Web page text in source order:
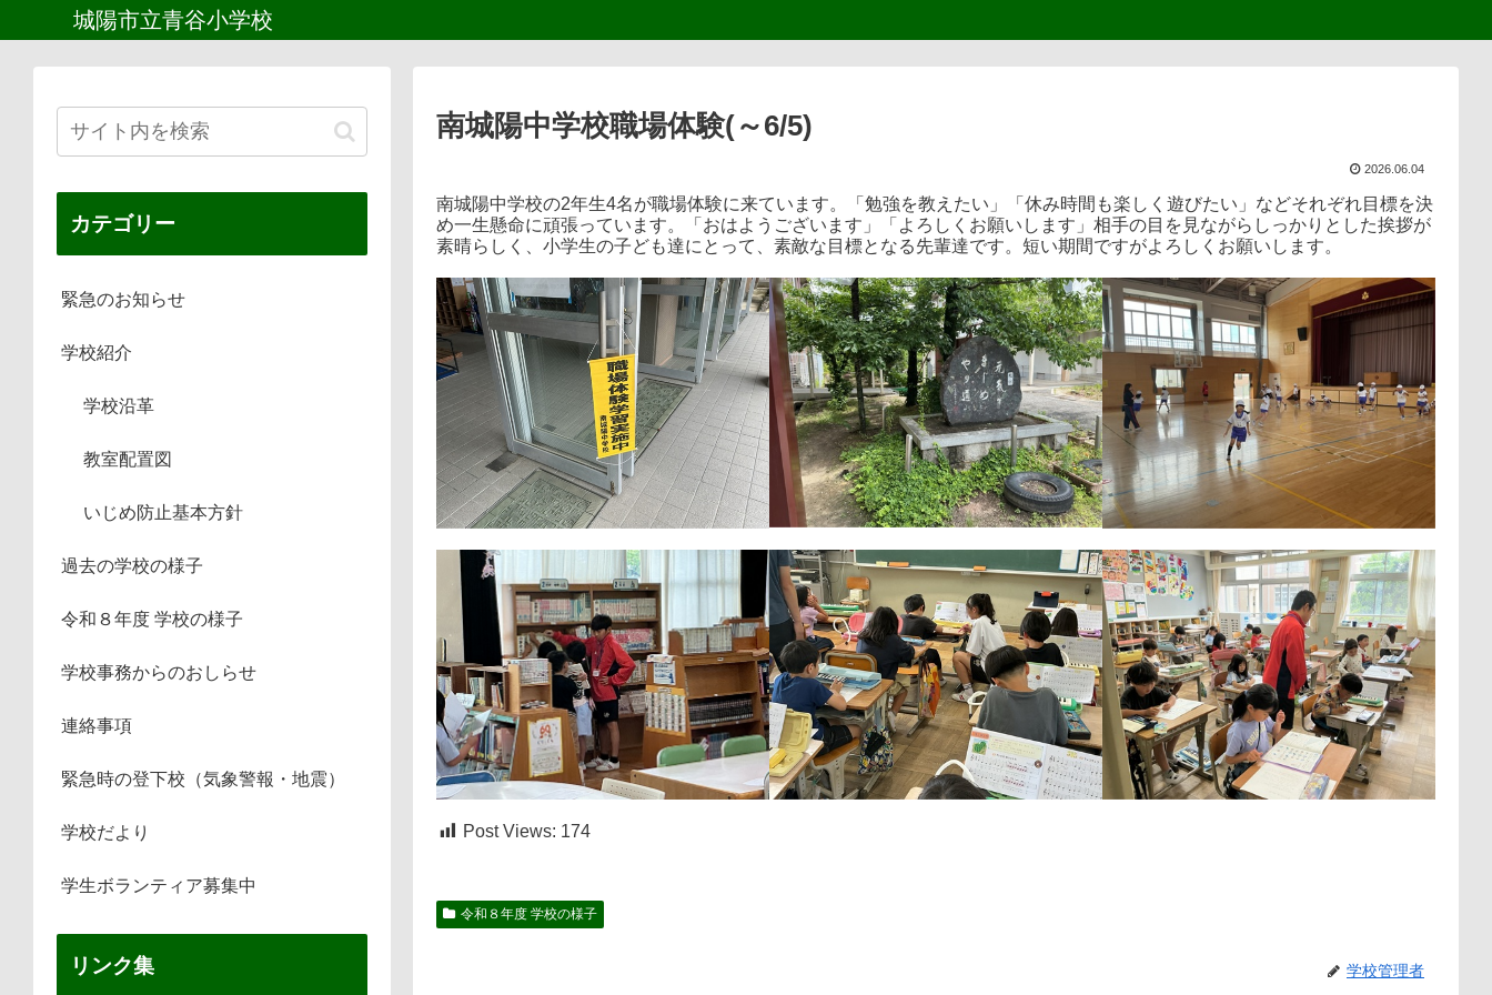
城陽市立青谷小学校
南城陽中学校職場体験(～6/5)
2026.06.04
南城陽中学校の2年生4名が職場体験に来ています。「勉強を教えたい」「休み時間も楽しく遊びたい」などそれぞれ目標を決
め一生懸命に頑張っています。「おはようございます」「よろしくお願いします」相手の目を見ながらしっかりとした挨拶が
素晴らしく、小学生の子ども達にとって、素敵な目標となる先輩達です。短い期間ですがよろしくお願いします。
Post Views: 174
令和８年度 学校の様子
学校管理者
カテゴリー
緊急のお知らせ
学校紹介
学校沿革
教室配置図
いじめ防止基本方針
過去の学校の様子
令和８年度 学校の様子
学校事務からのおしらせ
連絡事項
緊急時の登下校（気象警報・地震）
学校だより
学生ボランティア募集中
リンク集